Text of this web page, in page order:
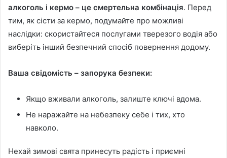
алкоголь і кермо – це смертельна комбінація. Перед
тим, як сісти за кермо, подумайте про можливі
наслідки: скористайтеся послугами тверезого водія або
виберіть інший безпечний спосіб повернення додому.
Ваша свідомість – запорука безпеки:
Якщо вживали алкоголь, залиште ключі вдома.
Не наражайте на небезпеку себе і тих, хто
навколо.
Нехай зимові свята принесуть радість і приємні